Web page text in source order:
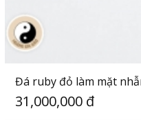
Đá ruby đỏ làm mặt
31,000,000 đ